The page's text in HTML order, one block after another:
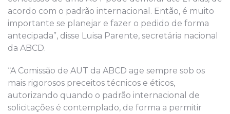
acordo com o padrão internacional. Então, é muito
importante se planejar e fazer o pedido de forma
antecipada”, disse Luisa Parente, secretária nacional
da ABCD.
“A Comissão de AUT da ABCD age sempre sob os
mais rigorosos preceitos técnicos e éticos,
autorizando quando o padrão internacional de
solicitações é contemplado, de forma a permitir